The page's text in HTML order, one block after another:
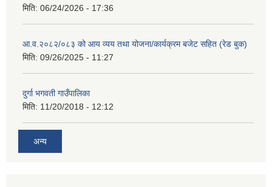
मिति: 06/24/2026 - 17:36
आ.व.२०८२/०८३ को आय व्यय तथा योजना/कार्यक्रम बजेट सहित (रेड बुक)
मिति: 09/26/2025 - 11:27
दुर्गा भगवती गाउँपालिका
मिति: 11/20/2018 - 12:12
अन्य